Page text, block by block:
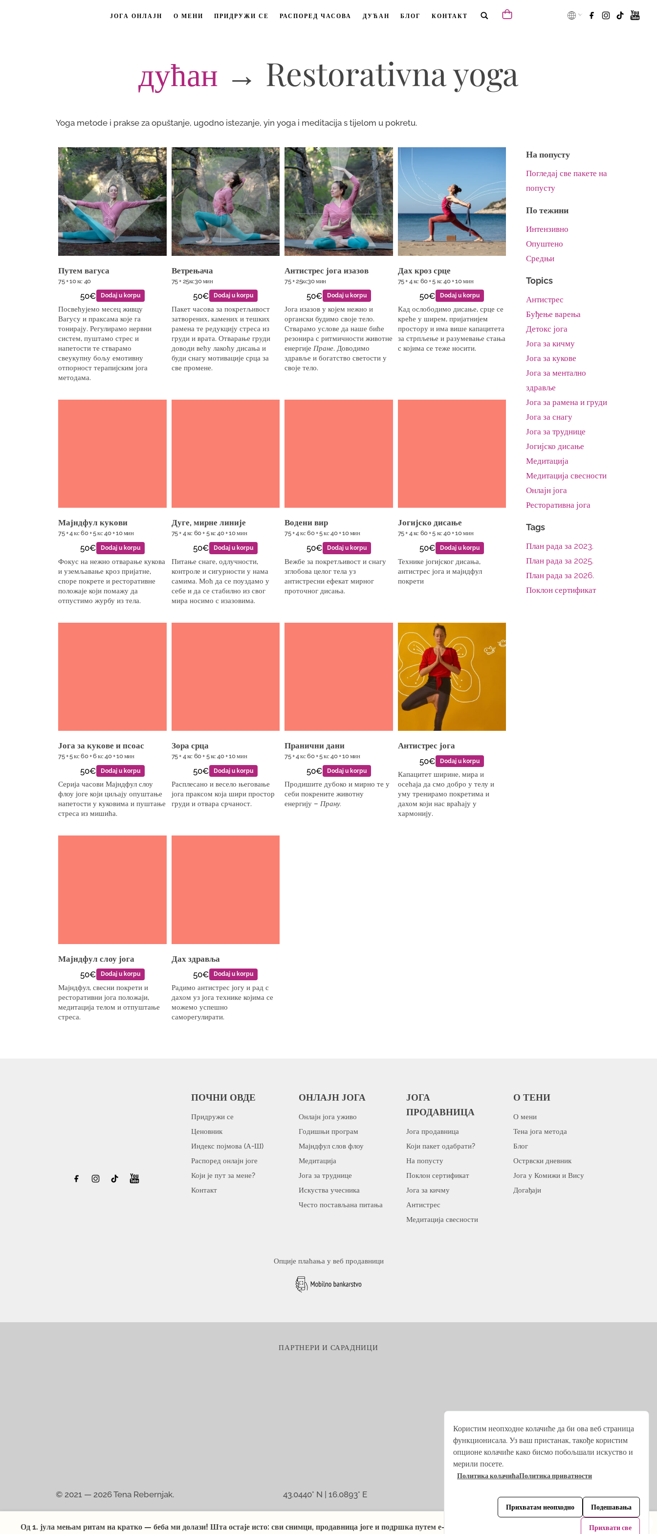
ЈОГА ОНЛАЈН О МЕНИ ПРИДРУЖИ СЕ РАСПОРЕД ЧАСОВА ДУЋАН БЛОГ КОНТАКТ
дућан → Restorativna yoga
Yoga metode i prakse za opuštanje, ugodno istezanje, yin yoga i meditacija s tijelom u pokretu.
Путем вагуса
75 + 10 кс 40
50€ Dodaj u korpu
Посвећујемо месец живцу
Вагусу и праксама које га
тонирају. Регулирамо нервни
систем, пуштамо стрес и
напетости те стварамо
свеукупну бољу емотивну
отпорност терапијским јога
методама.
Ветрењача
75 + 25кс30 мин
50€ Dodaj u korpu
Пакет часова за покретљивост
затворених, камених и тешких
рамена те редукцију стреса из
груди и врата. Отварање груди
доводи већу лакоћу дисања и
буди снагу мотивације срца за
све промене.
Антистрес јога изазов
75 + 25кс30 мин
50€ Dodaj u korpu
Јога изазов у којем нежно и
органски будимо своје тело.
Стварамо услове да наше биће
резонира с ритмичности животне
енергије Пране. Доводимо
здравље и богатство светости у
своје тело.
Дах кроз срце
75 + 4 кс 60 + 5 кс 40 + 10 мин
50€ Dodaj u korpu
Кад ослободимо дисање, срце се
креће у ширем, пријатнијем
простору и има више капацитета
за стрпљење и разумевање стања
с којима се теже носити.
Мајндфул кукови
75 + 4 кс 60 + 5 кс 40 + 10 мин
50€ Dodaj u korpu
Фокус на нежно отварање кукова
и уземљавање кроз пријатне,
споре покрете и ресторативне
положаје који помажу да
отпустимо журбу из тела.
Дуге, мирне линије
75 + 4 кс 60 + 5 кс 40 + 10 мин
50€ Dodaj u korpu
Питање снаге, одлучности,
контроле и сигурности у нама
самима. Моћ да се поуздамо у
себе и да се стабилно из свог
мира носимо с изазовима.
Водени вир
75 + 4 кс 60 + 5 кс 40 + 10 мин
50€ Dodaj u korpu
Вежбе за покретљивост и снагу
зглобова целог тела уз
антистресни ефекат мирног
проточног дисања.
Јогијско дисање
75 + 4 кс 60 + 5 кс 40 + 10 мин
50€ Dodaj u korpu
Технике јогијског дисања,
антистрес јога и мајндфул
покрети
Јога за кукове и псоас
75 + 5 кс 60 + 6 кс 40 + 10 мин
50€ Dodaj u korpu
Серија часови Мајндфул слоу
флоу јоге који циљају опуштање
напетости у куковима и пуштање
стреса из мишића.
Зора срца
75 + 4 кс 60 + 5 кс 40 + 10 мин
50€ Dodaj u korpu
Расплесано и весело његовање
јога праксом која шири простор
груди и отвара срчаност.
Пранични дани
75 + 4 кс 60 + 5 кс 40 + 10 мин
50€ Dodaj u korpu
Продишите дубоко и мирно те у
себи покрените животну
енергију – Прану.
Антистрес јога
50€
Dodaj u korpu
Капацитет ширине, мира и
осећаја да смо добро у телу и
уму тренирамо покретима и
дахом који нас враћају у
хармонију.
Мајндфул слоу јога
50€
Dodaj u korpu
Мајндфул, свесни покрети и
ресторативни јога положаји,
медитација телом и отпуштање
стреса.
Дах здравља
50€
Dodaj u korpu
Радимо антистрес јогу и рад с
дахом уз јога технике којима се
можемо успешно
саморегулирати.
На попусту
Погледај све пакете на
попусту
По тежини
Интензивно
Опуштено
Средњи
Topics
Антистрес
Буђење варења
Детокс јога
Јога за кичму
Јога за кукове
Јога за ментално
здравље
Јога за рамена и груди
Јога за снагу
Јога за труднице
Јогијско дисање
Медитација
Медитација свесности
Онлајн јога
Ресторативна јога
Tags
План рада за 2023.
План рада за 2025.
План рада за 2026.
Поклон сертификат
ПОЧНИ ОВДЕ
Придружи се
Ценовник
Индекс појмова (А-Ш)
Распоред онлајн јоге
Који је пут за мене?
Контакт
ОНЛАЈН ЈОГА
Онлајн јога уживо
Годишњи програм
Мајндфул слов флоу
Медитација
Јога за труднице
Искуства учесника
Често постављана питања
ЈОГА
ПРОДАВНИЦА
Јога продавница
Који пакет одабрати?
На попусту
Поклон сертификат
Јога за кичму
Антистрес
Медитација свесности
О ТЕНИ
О мени
Тена јога метода
Блог
Острвски дневник
Јога у Комижи и Вису
Догађаји
Опције плаћања у веб продавници
ПАРТНЕРИ И САРАДНИЦИ
© 2021 — 2026Tena Rebernjak. 43.0440° N | 16.0893° E Програмирано из Stjepan Tafra.
Од 1. јула мењам ритам на кратко — беба ми долази! Шта остаје исто: сви снимци, продавница јоге и подршка путем е-поште. Шта се привремено мења:
Користим неопходне колачиће да би ова веб страница
функционисала. Уз ваш пристанак, такође користим
опционе колачиће како бисмо побољшали искуство и
мерили посете.
Политика колачићаПолитика приватности
Прихватам неопходно Подешавања
Прихвати све